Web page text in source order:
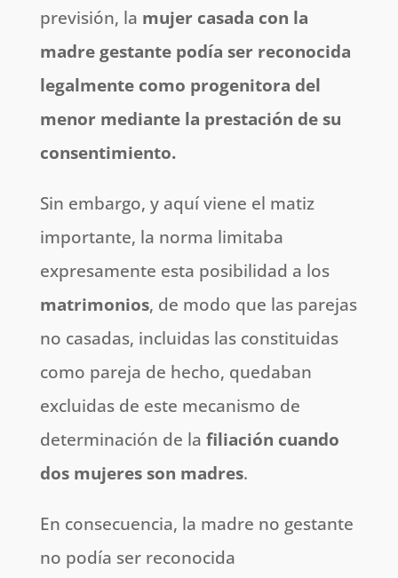
previsión, la mujer casada con la
madre gestante podía ser reconocida
legalmente como progenitora del
menor mediante la prestación de su
consentimiento.
Sin embargo, y aquí viene el matiz
importante, la norma limitaba
expresamente esta posibilidad a los
matrimonios, de modo que las parejas
no casadas, incluidas las constituidas
como pareja de hecho, quedaban
excluidas de este mecanismo de
determinación de la filiación cuando
dos mujeres son madres.
En consecuencia, la madre no gestante
no podía ser reconocida